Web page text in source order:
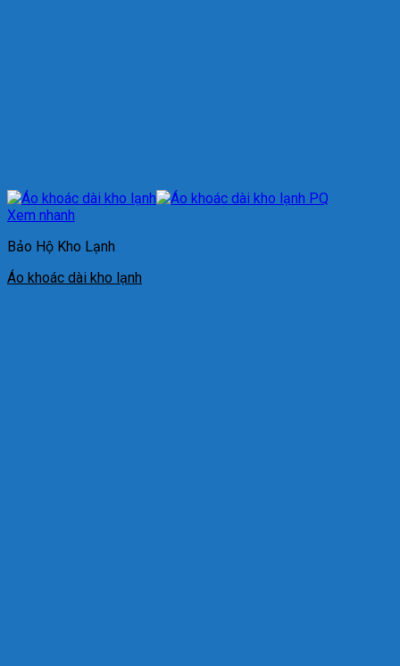
Xem nhanh
Bảo Hộ Kho Lạnh
Áo khoác dài kho lạnh